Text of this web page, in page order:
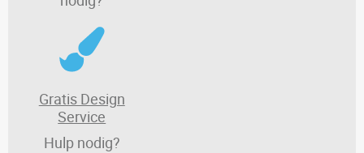
Gratis Design
Service
Hulp nodig?